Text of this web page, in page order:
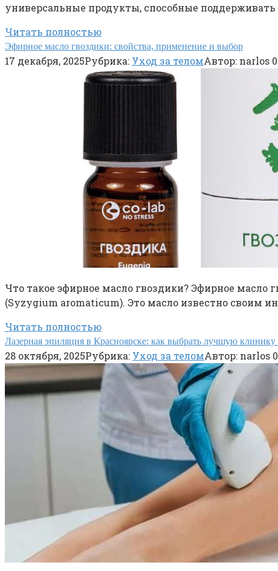
универсальные продукты, способные
Читать полностью
Эфирное масло гвоздики: свойства, применение и выбор
17 декабря, 2025Рубрика: Уход за теломАвтор: narlos 0
Что такое эфирное масло гвоздики? Эфирное масло
(Syzygium aromaticum). Это масло известно своим
Читать полностью
Лазерная эпиляция в Красноярске: как выбрать лучшую клинику
28 октября, 2025Рубрика: Уход за теломАвтор: narlos 0